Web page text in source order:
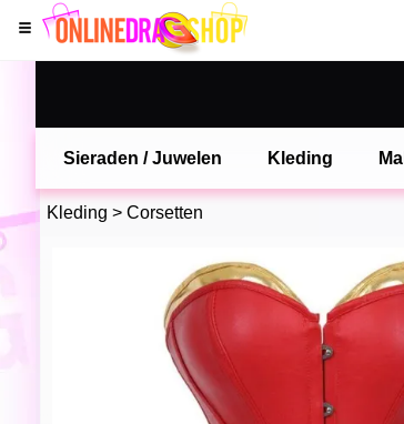
Sieraden / Juwelen Kleding
Kleding > Corsetten